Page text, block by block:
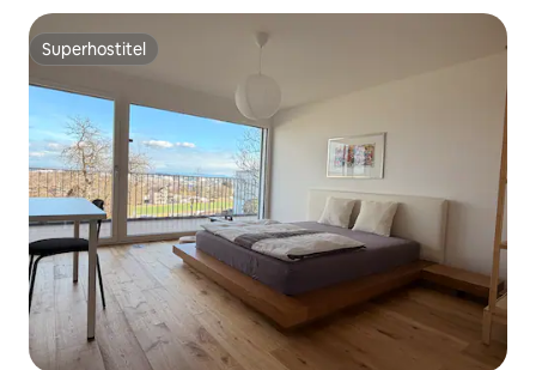
Superhostitel
Superhostitel